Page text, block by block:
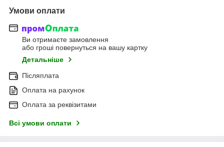
Умови оплати
Ви отримаєте замовлення
або гроші повернуться на вашу картку
Детальніше
Післяплата
Оплата на рахунок
Оплата за реквізитами
Всі умови оплати